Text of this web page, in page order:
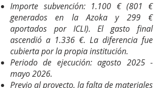
Importe subvención: 1.100 € (801 €
generados en la Azoka y 299 €
aportados por ICLI). El gasto final
ascendió a 1.336 €. La diferencia fue
cubierta por la propia institución.
Periodo de ejecución: agosto 2025 -
mayo 2026.
Previo al proyecto, la falta de materiales